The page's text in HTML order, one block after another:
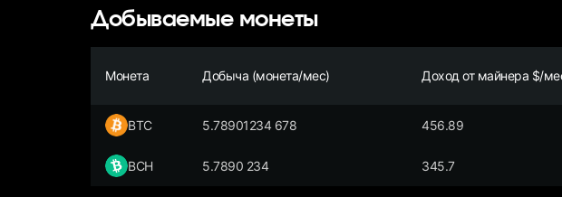
Добываемые монеты
Монета Добыча (монета/мес) Доход от майнера $/
BTC 5.78901234 678 456.89
BCH 5.7890 234 345.7